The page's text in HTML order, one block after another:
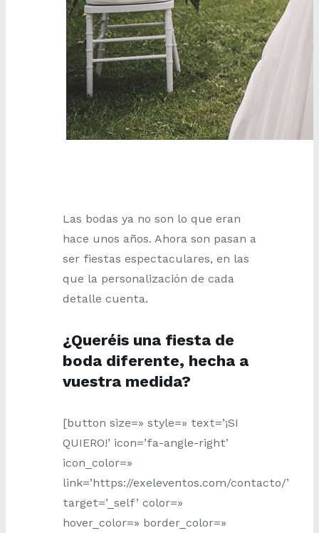
Las bodas ya no son lo que eran
hace unos años. Ahora son pasan a
ser fiestas espectaculares, en las
que la personalización de cada
detalle cuenta.
¿Queréis una fiesta de
boda diferente, hecha a
vuestra medida?
[button size=» style=» text=’¡SI
QUIERO!’ icon=’fa-angle-right’
icon_color=»
link=’https://exeleventos.com/contacto/’
target=’_self’ color=»
hover_color=» border_color=»